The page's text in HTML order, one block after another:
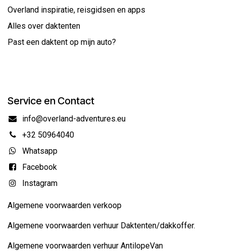
Overland inspiratie, reisgidsen en apps
Alles over daktenten
Past een daktent op mijn auto?
Service en Contact
info@overland-adventures.eu
+32 50964040
Whatsapp
Facebook
Instagram
Algemene voorwaarden verkoop
Algemene voorwaarden verhuur Daktenten/dakkoffer.
Algemene voorwaarden verhuur AntilopeVan